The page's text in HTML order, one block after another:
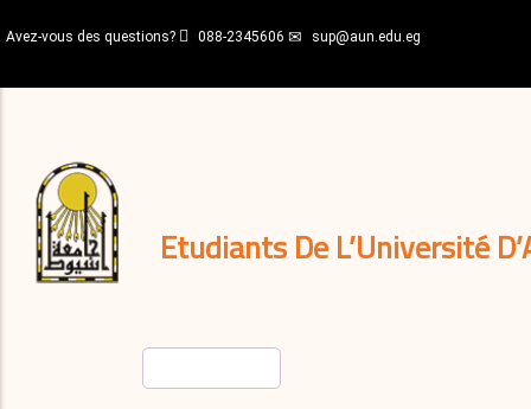
au
principal
Avez-vous des questions? 088-2345606 sup@aun.edu.eg
Etudiants De L’Université
décisions
Expatriés
Journal